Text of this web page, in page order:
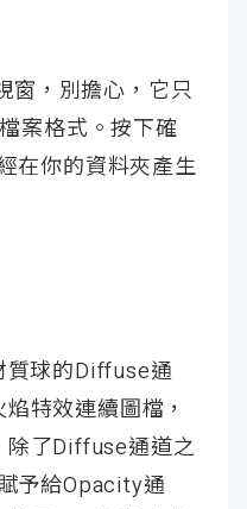
，別擔心，它只
案格式。按下確
在你的資料夾產生
球的Diffuse通
特效連續圖檔，
除了Diffuse通道之
予給Opacity通